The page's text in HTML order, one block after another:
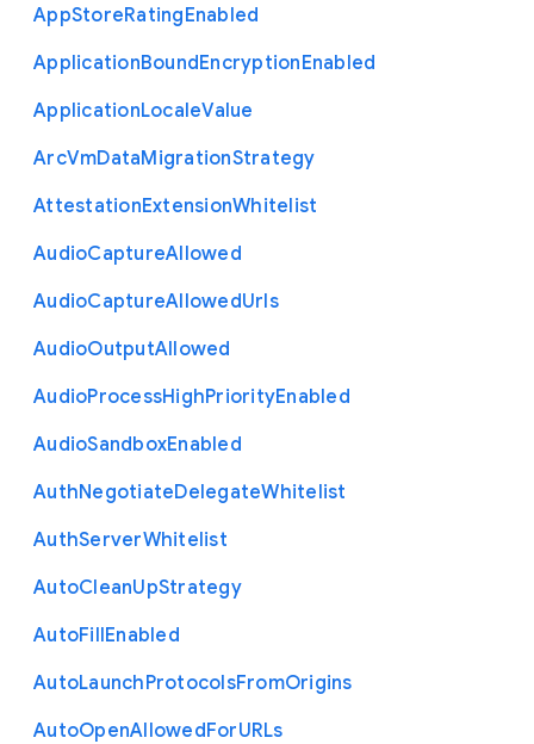
AppStoreRatingEnabled
ApplicationBoundEncryptionEnabled
ApplicationLocaleValue
ArcVmDataMigrationStrategy
AttestationExtensionWhitelist
AudioCaptureAllowed
AudioCaptureAllowedUrls
AudioOutputAllowed
AudioProcessHighPriorityEnabled
AudioSandboxEnabled
AuthNegotiateDelegateWhitelist
AuthServerWhitelist
AutoCleanUpStrategy
AutoFillEnabled
AutoLaunchProtocolsFromOrigins
AutoOpenAllowedForURLs